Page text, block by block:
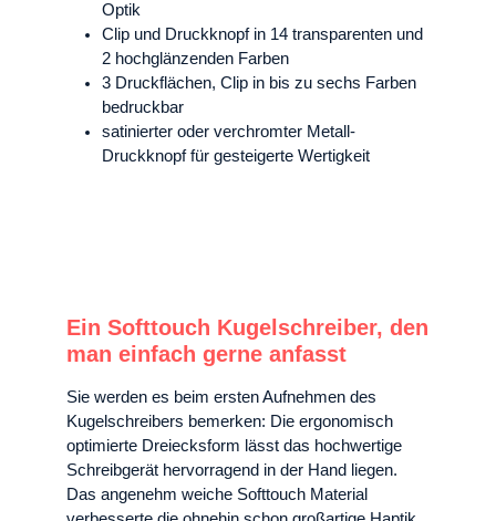
Optik
Clip und Druckknopf in 14 transparenten und
2 hochglänzenden Farben
3 Druckflächen, Clip in bis zu sechs Farben
bedruckbar
satinierter oder verchromter Metall-
Druckknopf für gesteigerte Wertigkeit
Ein Softtouch Kugelschreiber, den
man einfach gerne anfasst
Sie werden es beim ersten Aufnehmen des
Kugelschreibers bemerken: Die ergonomisch
optimierte Dreiecksform lässt das hochwertige
Schreibgerät hervorragend in der Hand liegen.
Das angenehm weiche Softtouch Material